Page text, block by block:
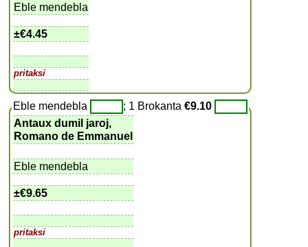
Eble mendebla
±€4.45
pritaksi
Eble mendebla ; 1 Brokanta€9.10
Antaux dumil jaroj,
Romano de Emmanuel
Eble mendebla
±€9.65
pritaksi